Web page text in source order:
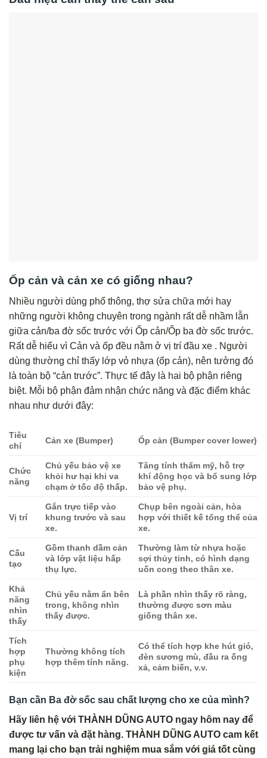
Ốp cản và cản xe có giống nhau?
Nhiều người dùng phổ thông, thợ sửa chữa mới hay
những người không chuyên trong ngành rất dễ nhầm lẫn
giữa cản/ba đờ sốc trước với Ốp cản/Ốp ba đờ sốc trước.
Rất dễ hiểu vì Cản và ốp đều nằm ở vị trí đầu xe . Người
dùng thường chỉ thấy lớp vỏ nhựa (ốp cản), nên tưởng đó
là toàn bộ “cản trước”. Thực tế đây là hai bộ phận riêng
biệt. Mỗi bộ phận đảm nhận chức năng và đặc điểm khác
nhau như dưới đây:
Tiêu
chí
Cản xe (Bumper) Ốp cản (Bumper cover lower)
Chức
năng
Chủ yếu bảo vệ xe
khỏi hư hại khi va
chạm ở tốc độ thấp.
Tăng tính thẩm mỹ, hỗ trợ
khí động học và bổ sung lớp
bảo vệ phụ.
Vị trí
Gắn trực tiếp vào
khung trước và sau
xe.
Chụp bên ngoài cản, hòa
hợp với thiết kế tổng thể của
xe.
Cấu
tạo
Gồm thanh dầm cản
và lớp vật liệu hấp
thụ lực.
Thường làm từ nhựa hoặc
sợi thủy tinh, có hình dạng
uốn cong theo thân xe.
Khả
năng
nhìn
thấy
Chủ yếu nằm ẩn bên
trong, không nhìn
thấy được.
Là phần nhìn thấy rõ ràng,
thường được sơn màu
giống thân xe.
Tích
hợp
phụ
kiện
Thường không tích
hợp thêm tính năng.
Có thể tích hợp khe hút gió,
đèn sương mù, đầu ra ống
xả, cảm biến, v.v.
Bạn cần Ba đờ sốc sau chất lượng cho xe của mình?
Hãy liên hệ với THÀNH DŨNG AUTO ngay hôm nay để
được tư vấn và đặt hàng. THÀNH DŨNG AUTO cam kết
mang lại cho bạn trải nghiệm mua sắm với giá tốt cùng